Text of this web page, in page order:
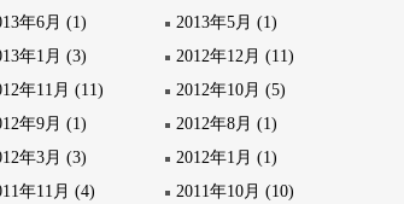
年6月 (1)
2013年5月 (1)
年1月 (3)
2012年12月 (11)
年11月 (11)
2012年10月 (5)
年9月 (1)
2012年8月 (1)
年3月 (3)
2012年1月 (1)
年11月 (4)
2011年10月 (10)